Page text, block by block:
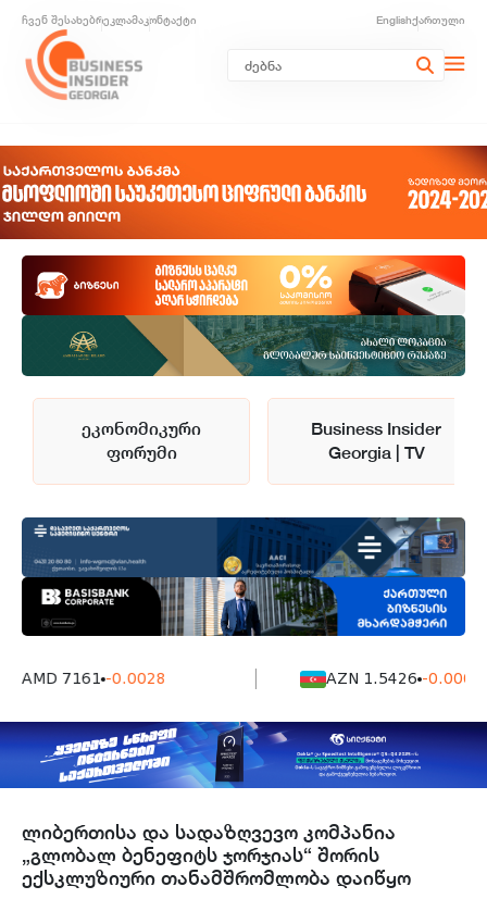
ჩვენ შესახებრეკლამაკონტაქტი Englishქართული
ეკონომიკური
ფორუმი
Business Insider
Georgia | TV
AMD 7161 -0.0028 AZN 1.5426 -0.0004
ლიბერთისა და სადაზღვევო კომპანია
„გლობალ ბენეფიტს ჯორჯიას“ შორის
ექსკლუზიური თანამშრომლობა დაიწყო